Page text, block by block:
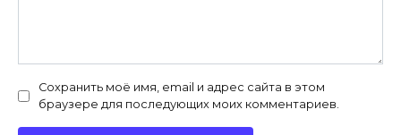
Сохранить моё имя, email и адрес сайта в этом
браузере для последующих моих комментариев.